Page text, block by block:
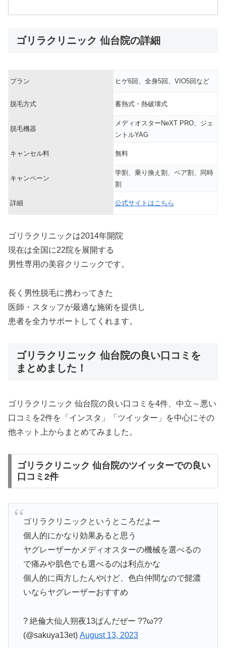
ゴリラクリニック 仙台院の詳細
プラン ヒゲ6回、全身5回、VIO5回など
脱毛方式 蓄熱式・熱破壊式
脱毛機器
メディオスターNeXT PRO、ジェ
ントルYAG
キャンセル料 無料
キャンペーン
学割、乗り換え割、ペア割、同時
割
詳細 公式サイトはこちら
ゴリラクリニックは2014年開院
現在は全国に22院を展開する
男性専用の美容クリニックです。
長く男性脱毛に携わってきた
医師・スタッフが最適な施術を提供し
患者を全力サポートしてくれます。
ゴリラクリニック 仙台院の良い口コミを
まとめました！
ゴリラクリニック 仙台院の良い口コミを4件、中立～悪い
口コミを2件を「インスタ」「ツイッター」を中心にその
他ネット上からまとめてみました。
ゴリラクリニック 仙台院のツイッターでの良い
口コミ2件
ゴリラクリニックというところだよー
個人的にかなり効果あると思う
ヤグレーザーかメディオスターの機械を選べるの
で痛みや肌色でも選べるのは利点かな
個人的に両方したんやけど、色白仲間なので髭濃
いならヤグレーザーおすすめ
? 絶倫大仙人朔夜13ぱんだぜー ??ω??
(@sakuya13et) August 13, 2023